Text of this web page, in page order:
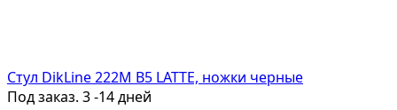
Стул DikLine 222M B5 LATTE, ножки черные
Под заказ. 3 -14 дней